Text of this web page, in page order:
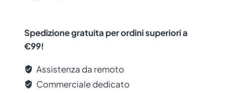
Spedizione gratuita per ordini superiori a
€99!
Assistenza da remoto
Commerciale dedicato